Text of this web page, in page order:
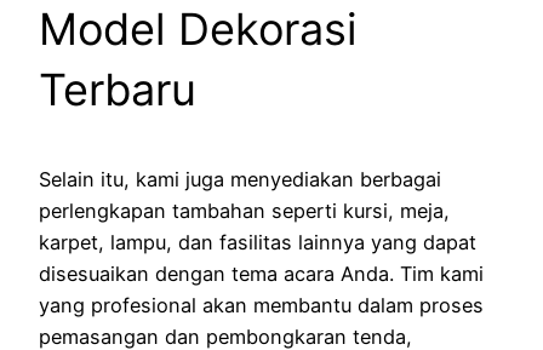
Model Dekorasi
Terbaru
Selain itu, kami juga menyediakan berbagai
perlengkapan tambahan seperti kursi, meja,
karpet, lampu, dan fasilitas lainnya yang dapat
disesuaikan dengan tema acara Anda. Tim kami
yang profesional akan membantu dalam proses
pemasangan dan pembongkaran tenda,